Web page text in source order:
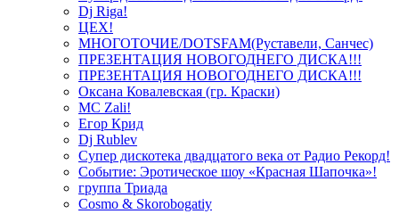
Dj Riga!
ЦЕХ!
МНОГОТОЧИЕ/DOTSFAM(Руставели, Санчес)
ПРЕЗЕНТАЦИЯ НОВОГОДНЕГО ДИСКА!!!
ПРЕЗЕНТАЦИЯ НОВОГОДНЕГО ДИСКА!!!
Оксана Ковалевская (гр. Краски)
MC Zali!
Егор Крид
Dj Rublev
Супер дискотека двадцатого века от Радио Рекорд!
Событие: Эротическое шоу «Красная Шапочка»!
группа Триада
Cosmo & Skorobogatiy